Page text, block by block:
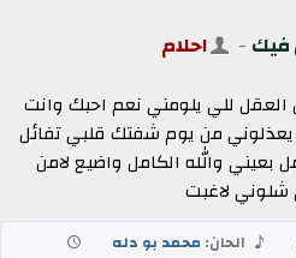
فيك - احلام
للي يلومني نعم احبك وانت
من يوم شفتك قلبي تفائل
والله الكامل واضيع لامن
لاغبت
الحان: محمد بو دله